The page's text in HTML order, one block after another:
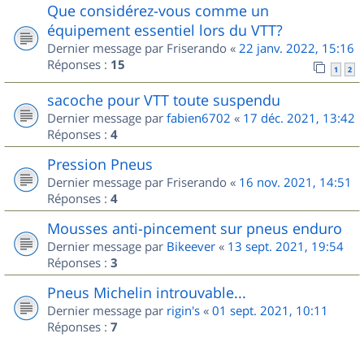
Que considérez-vous comme un
équipement essentiel lors du VTT?
Dernier message par Friserando « 22 janv. 2022, 15:16
Réponses : 15 1 2
sacoche pour VTT toute suspendu
Dernier message par fabien6702 « 17 déc. 2021, 13:42
Réponses : 4
Pression Pneus
Dernier message par Friserando « 16 nov. 2021, 14:51
Réponses : 4
Mousses anti-pincement sur pneus enduro
Dernier message par Bikeever « 13 sept. 2021, 19:54
Réponses : 3
Pneus Michelin introuvable...
Dernier message par rigin's « 01 sept. 2021, 10:11
Réponses : 7